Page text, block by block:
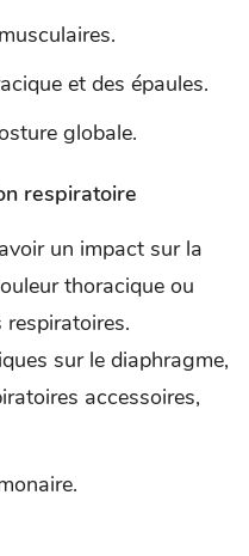
et des épaules.
globale.
respiratoire
un impact sur la
thoracique ou
respiratoires.
sur le diaphragme,
accessoires,